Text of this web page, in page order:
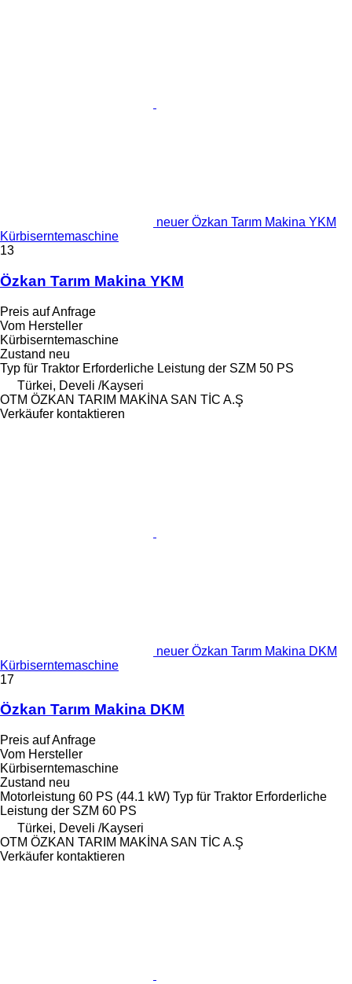
neuer Özkan Tarım Makina YKM
Kürbiserntemaschine
13
Özkan Tarım Makina YKM
Preis auf Anfrage
Vom Hersteller
Kürbiserntemaschine
Zustand neu
Typ für Traktor Erforderliche Leistung der SZM 50 PS
Türkei, Develi /Kayseri
OTM ÖZKAN TARIM MAKİNA SAN TİC A.Ş
Verkäufer kontaktieren
neuer Özkan Tarım Makina DKM
Kürbiserntemaschine
17
Özkan Tarım Makina DKM
Preis auf Anfrage
Vom Hersteller
Kürbiserntemaschine
Zustand neu
Motorleistung 60 PS (44.1 kW) Typ für Traktor Erforderliche
Leistung der SZM 60 PS
Türkei, Develi /Kayseri
OTM ÖZKAN TARIM MAKİNA SAN TİC A.Ş
Verkäufer kontaktieren